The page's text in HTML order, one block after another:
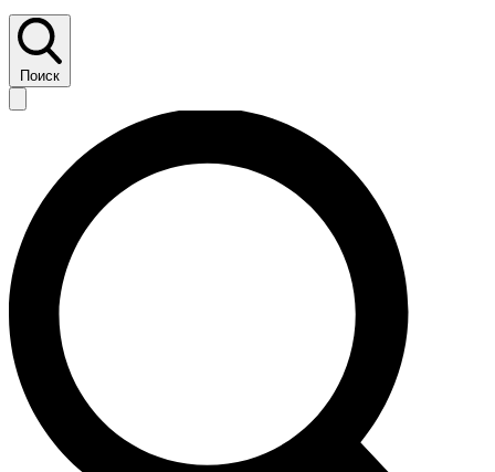
Поиск